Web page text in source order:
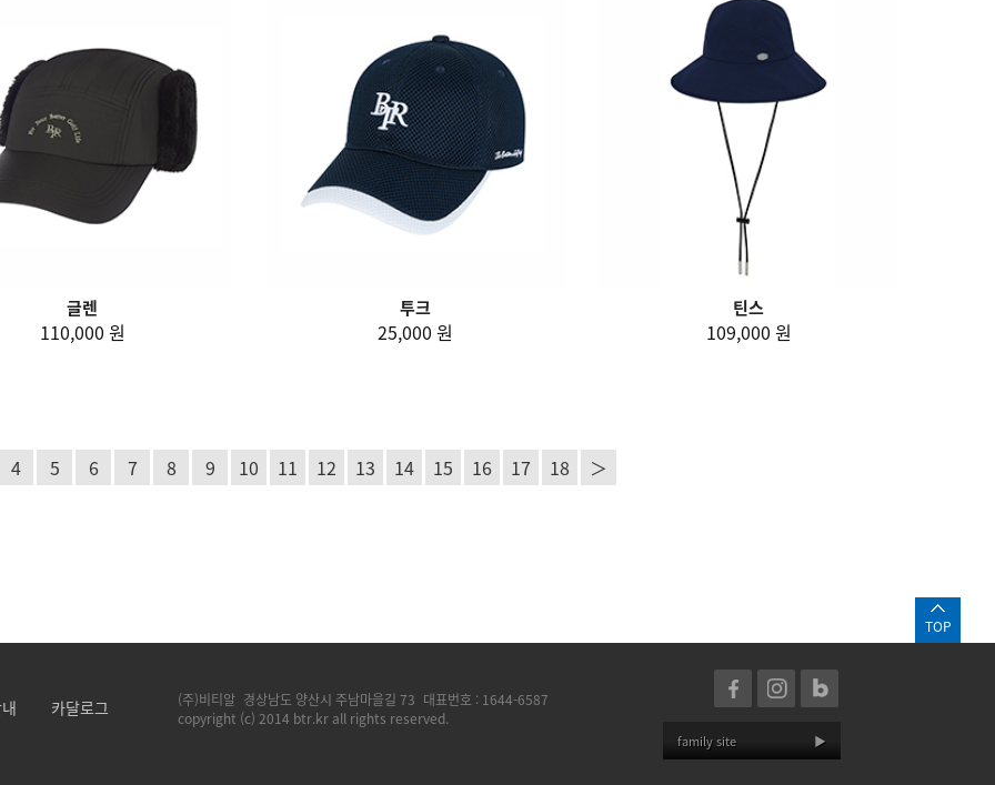
글렌
110,000 원
투크
25,000 원
틴스
109,000 원
4 5 6 7 8 9 10 11 12 13 14 15 16 17 18 ＞
TOP
카달로그 (주)비티알 경상남도 양산시 주남마을길 73 대표번호 : 1644-6587
copyright (c) 2014 btr.kr all rights reserved.
family site ▶